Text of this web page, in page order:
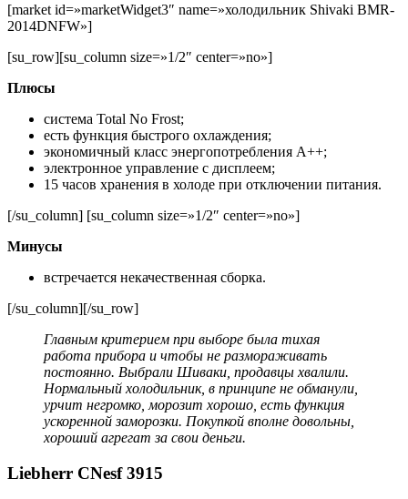
[market id=»marketWidget3″ name=»холодильник Shivaki BMR-
2014DNFW»]
[su_row][su_column size=»1/2″ center=»no»]
Плюсы
система Total No Frost;
есть функция быстрого охлаждения;
экономичный класс энергопотребления А++;
электронное управление с дисплеем;
15 часов хранения в холоде при отключении питания.
[/su_column] [su_column size=»1/2″ center=»no»]
Минусы
встречается некачественная сборка.
[/su_column][/su_row]
Главным критерием при выборе была тихая
работа прибора и чтобы не размораживать
постоянно. Выбрали Шиваки, продавцы хвалили.
Нормальный холодильник, в принципе не обманули,
урчит негромко, морозит хорошо, есть функция
ускоренной заморозки. Покупкой вполне довольны,
хороший агрегат за свои деньги.
Liebherr CNesf 3915